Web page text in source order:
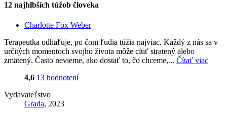
12 najhlbších túžob človeka
Charlotte Fox Weber
Terapeutka odhaľuje, po čom ľudia túžia najviac. Každý z nás sa v
určitých momentoch svojho života môže cítiť stratený alebo
zmätený. Často nevieme, ako dostať to, čo chceme,... Čítať viac
4,6 13 hodnotení
Vydavateľstvo
Grada, 2023